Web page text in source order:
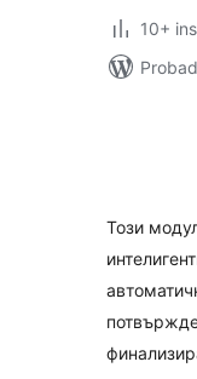
10+
Този